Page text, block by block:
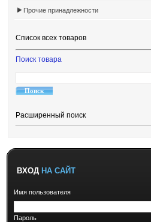
Прочие принадлежности
Список всех товаров
Поиск товара
Расширенный поиск
ВХОД НА САЙТ
Имя пользователя
Пароль